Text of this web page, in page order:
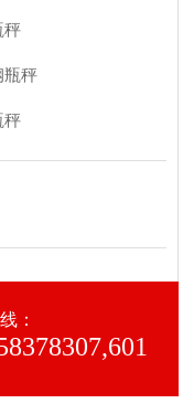
秤
瓶秤
秤
：